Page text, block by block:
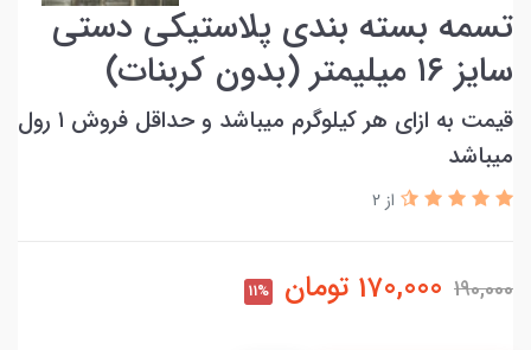
تسمه بسته بندی پلاستیکی دستی
سایز ۱۶ میلیمتر (بدون کربنات)
قیمت به ازای هر کیلوگرم میباشد و حداقل فروش ۱ رول
میباشد
از 2
190,000
170,000 تومان 11%